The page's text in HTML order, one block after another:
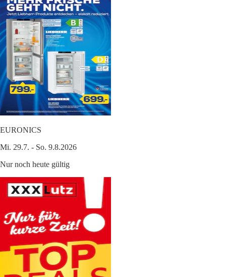
EURONICS
Mi. 29.7. - So. 9.8.2026
Nur noch heute gültig